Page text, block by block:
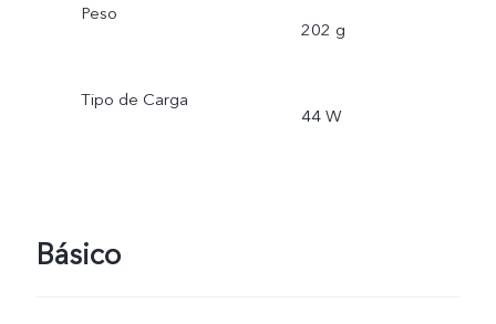
Peso
202 g
Tipo de Carga
44 W
Básico